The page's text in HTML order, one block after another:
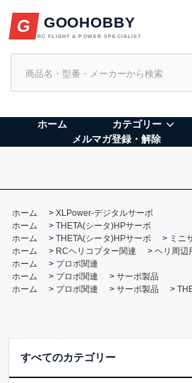
G GOOHOBBY
RC FLIGHT & POWER SPECIALIST
ホーム カテゴリー
メルマガ登録・解除
ホーム > XLPower-デジタルサーボ
ホーム
> THETA(シータ)HPサーボ
ホーム
> THETA(シータ)HPサーボ > ミニ
ホーム
> RCヘリコプター関連 > ヘリ周辺
ホーム
> プロポ関連
ホーム
> プロポ関連 > サーボ製品
ホーム
> プロポ関連 > サーボ製品 >
すべてのカテゴリー